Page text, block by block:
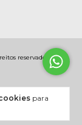
para
reservados.